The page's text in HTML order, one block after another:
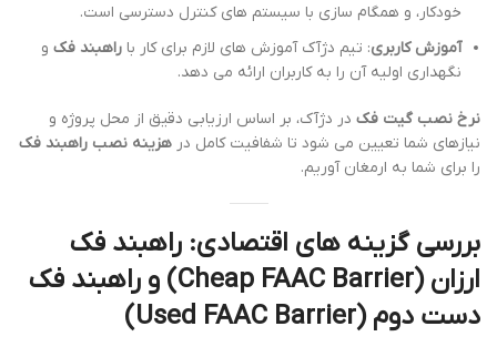
خودکار، و همگام سازی با سیستم های کنترل دسترسی است.
آموزش کاربری: تیم دژآک آموزش های لازم برای کار با راهبند فک و
نگهداری اولیه آن را به کاربران ارائه می دهد.
نرخ نصب گیت فک در دژآک، بر اساس ارزیابی دقیق از محل پروژه و
نیازهای شما تعیین می شود تا شفافیت کامل در هزینه نصب راهبند فک
را برای شما به ارمغان آوریم.
بررسی گزینه های اقتصادی: راهبند فک
ارزان (Cheap FAAC Barrier) و راهبند فک
دست دوم (Used FAAC Barrier)